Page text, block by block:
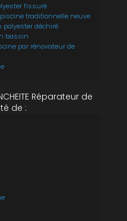
fissuré
traditionnelle neuve
polyester déchiré
bassin
par rénovateur de
Réparateur de
de :